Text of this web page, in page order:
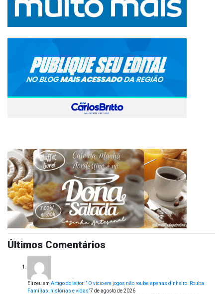
Últimos Comentários
Elizeu em Artigo do leitor: ” O vício em jogos não rouba apenas dinheiro. Rouba
Famílias, histórias e vidas”7 de agosto de 2026